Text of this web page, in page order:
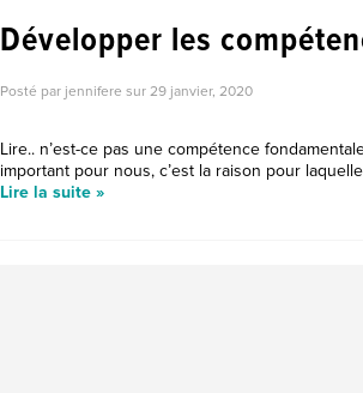
Développer les
Posté par jennifere sur 29 janvier, 2020
Lire.. n’est-ce pas une compétence
important pour nous, c’est la raison pour
Lire la suite »